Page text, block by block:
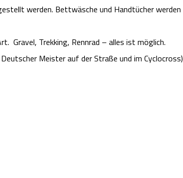
werden. Bettwäsche und Handtücher werden
Gravel, Trekking, Rennrad – alles ist möglich.
Meister auf der Straße und im Cyclocross)